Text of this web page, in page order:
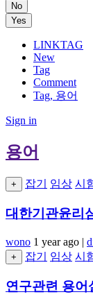
No
Yes
LINKTAG
New
Tag
Comment
Tag, 용어
Sign in
용어
+ 잡기 임상 시
대한기관윤리
wono 1 year ago |
+
잡기 임상 시
연구관련 용어